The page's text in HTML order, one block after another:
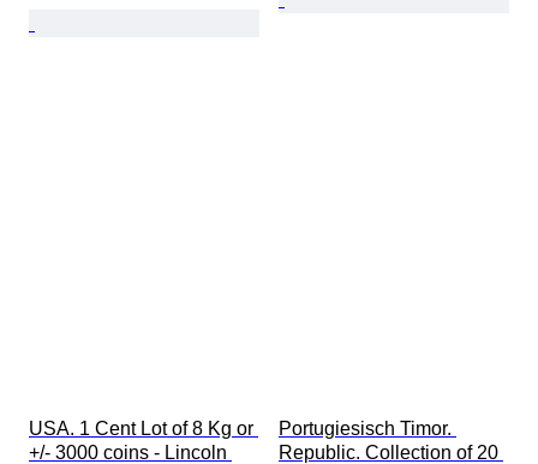
USA. 1 Cent Lot of 8 Kg or
+/- 3000 coins - Lincoln
Portugiesisch Timor.
Republic. Collection of 20